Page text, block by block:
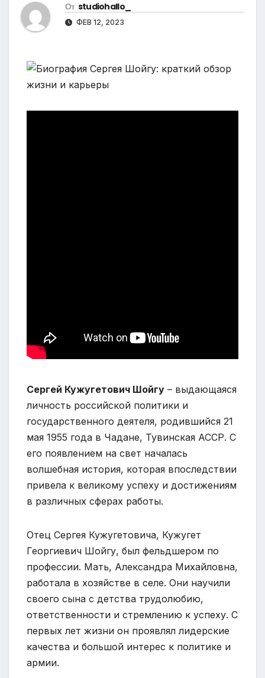
От studiohallo_
ФЕВ 12, 2023
Сергей Кужугетович Шойгу – выдающаяся
личность российской политики и
государственного деятеля, родившийся 21
мая 1955 года в Чадане, Тувинская АССР. С
его появлением на свет началась
волшебная история, которая впоследствии
привела к великому успеху и достижениям
в различных сферах работы.
Отец Сергея Кужугетовича, Кужугет
Георгиевич Шойгу, был фельдшером по
профессии. Мать, Александра Михайловна,
работала в хозяйстве в селе. Они научили
своего сына с детства трудолюбию,
ответственности и стремлению к успеху. С
первых лет жизни он проявлял лидерские
качества и большой интерес к политике и
армии.